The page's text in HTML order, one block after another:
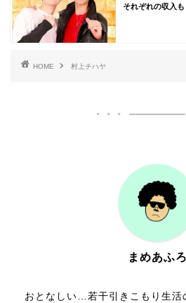
それぞれの収入も
HOME 村上チハヤ
まめあふろ
おとなしい…若干引きこもり生活